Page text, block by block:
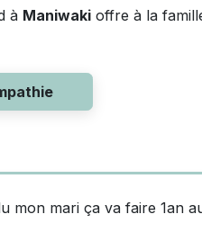
à Maniwaki offre à la
mon mari ça va faire 1an